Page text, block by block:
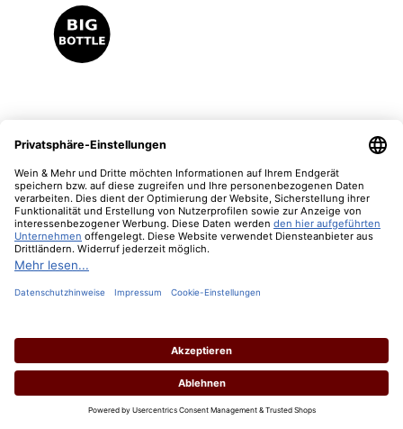
2009 Amarone della Valpolicella "Pietro dal Cero"
1.5 Liter (150,00 € / 1 Liter)
Lebensmittelangaben
Regulärer Preis:
225,00 €